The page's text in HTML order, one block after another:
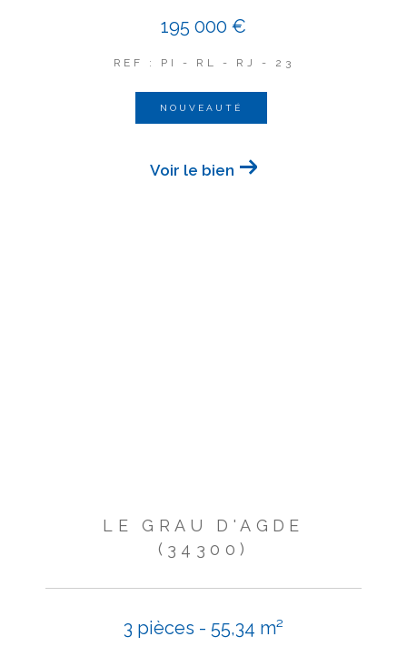
195 000 €
REF : PI - RL - RJ - 23
NOUVEAUTÉ
Voir le bien
LE GRAU D'AGDE
(34300)
3 pièces - 55,34 m²